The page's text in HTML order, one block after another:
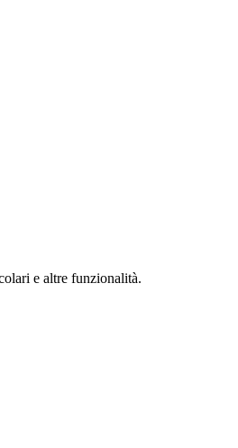
e altre funzionalità.